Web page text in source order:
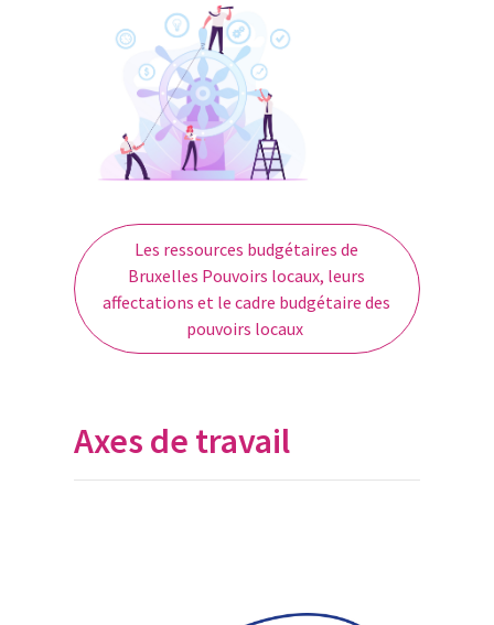
Les ressources budgétaires de
Bruxelles Pouvoirs locaux, leurs
affectations et le cadre budgétaire des
pouvoirs locaux
Axes de travail